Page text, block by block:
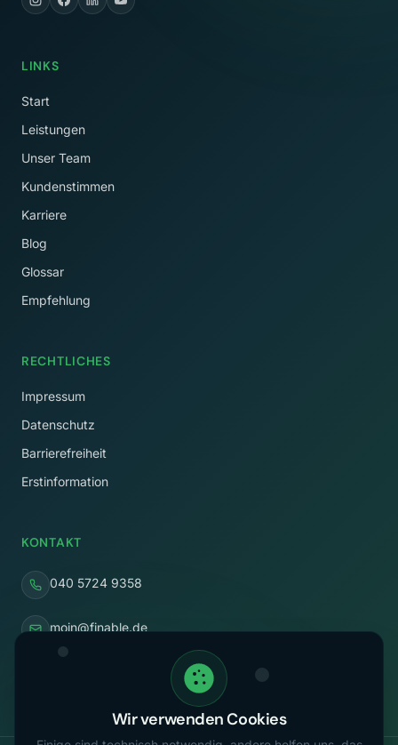
LINKS
Start
Leistungen
Unser Team
Kundenstimmen
Karriere
Blog
Glossar
Empfehlung
RECHTLICHES
Impressum
Datenschutz
Barrierefreiheit
Erstinformation
KONTAKT
040 5724 9358
moin@finable.de
Rothenbaumchaussee 58
Wir verwenden Cookies